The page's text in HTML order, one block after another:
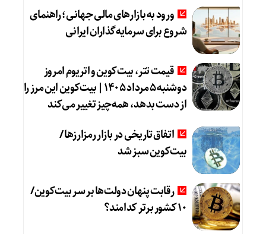
ورود به بازارهای مالی جهانی؛ راهنمای
شروع برای سرمایه‌گذاران ایرانی
قیمت تتر، بیت‌کوین و اتریوم امروز
دوشنبه ۵ مرداد ۱۴۰۵ | بیت‌کوین این مرز را
از دست بدهد، همه‌چیز تغییر می‌کند
اتفاق تاریخی در بازار رمزارزها /
بیت‌کوین سبز شد
رقابت پنهان دولت‌ها بر سر بیت‌کوین/
۱۰ کشور برتر کدامند؟